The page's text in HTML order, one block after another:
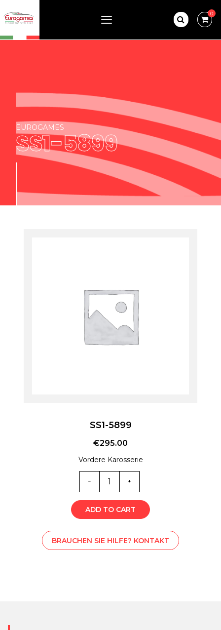
0
EUROGAMES
SS1-5899
SS1-5899
€295.00
Vordere Karosserie
SS1-
5899
Menge
ADD TO CART
BRAUCHEN SIE HILFE? KONTAKT